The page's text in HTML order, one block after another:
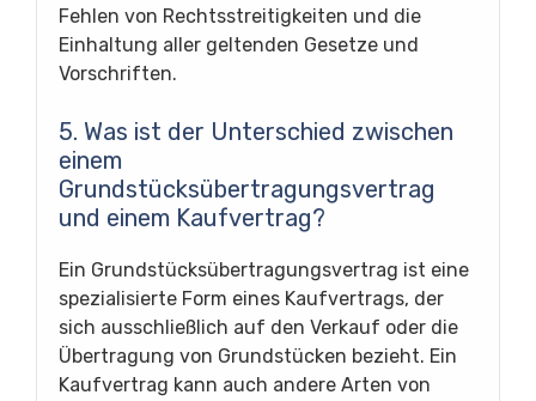
Fehlen von Rechtsstreitigkeiten und die
Einhaltung aller geltenden Gesetze und
Vorschriften.
5. Was ist der Unterschied zwischen
einem
Grundstücksübertragungsvertrag
und einem Kaufvertrag?
Ein Grundstücksübertragungsvertrag ist eine
spezialisierte Form eines Kaufvertrags, der
sich ausschließlich auf den Verkauf oder die
Übertragung von Grundstücken bezieht. Ein
Kaufvertrag kann auch andere Arten von